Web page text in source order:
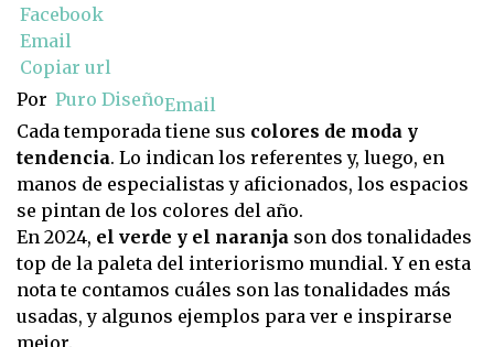
Facebook
Email
Copiar url
Por Puro DiseñoEmail
Cada temporada tiene sus colores de moda y
tendencia. Lo indican los referentes y, luego, en
manos de especialistas y aficionados, los espacios
se pintan de los colores del año.
En 2024, el verde y el naranja son dos tonalidades
top de la paleta del interiorismo mundial. Y en esta
nota te contamos cuáles son las tonalidades más
usadas, y algunos ejemplos para ver e inspirarse
mejor.